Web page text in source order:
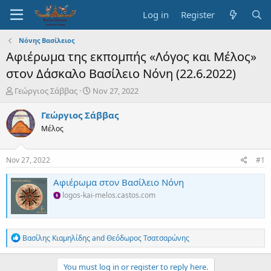
Log in Register
Νόνης Βασίλειος
Αφιέρωμα της εκπομπής «Λόγος και Μέλος»
στον Δάσκαλο Βασίλειο Νόνη (22.6.2022)
T
r
e
a
t
a
t
Γεώργιος Σάββας
S
a
Nov 27, 2022
Γεώργιος Σάββας
Μέλος
Nov 27, 2022 #1
Αφιέρωμα στον Βασίλειο Νόνη
logos-kai-melos.castos.com
R
e
a
Βασίλης ΚιαμηλίδηςandΘεόδωρος Τσατσαρώνης
You must log in or register to reply here.